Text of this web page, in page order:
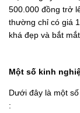
500.000 đồng trở
thường chỉ có giá
khá đẹp và bắt mắt.